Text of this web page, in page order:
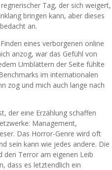
Tag, der sich weigert,
bringen kann, aber dieses
an.
eines verborgenen online
anzog, war das Gefühl von
Umblättern der Seite fühlte
im internationalen
zog und mich auch lange nach
der eine Erzählung schaffen
Management,
Das Horror-Genre wird oft
sein kann wie jedes andere. Die
den Terror am eigenen Leib
dass es letztendlich ein